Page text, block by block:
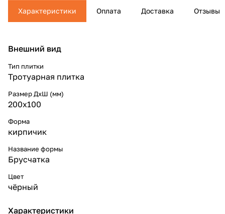
Характеристики Оплата Доставка Отзывы
Внешний вид
Тип плитки
Тротуарная плитка
Размер ДхШ (мм)
200х100
Форма
кирпичик
Название формы
Брусчатка
Цвет
чёрный
Характеристики